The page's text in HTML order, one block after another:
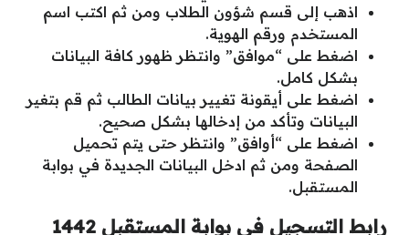
اذهب إلى قسم شؤون الطلاب ومن ثم اكتب اسم
المستخدم ورقم الهوية.
اضغط على “موافق” وانتظر ظهور كافة البيانات
بشكل كامل.
اضغط على أيقونة تغيير بيانات الطالب ثم قم بتغير
البيانات وتأكد من إدخالها بشكل صحيح.
اضغط على “أوافق” وانتظر حتى يتم تحميل
الصفحة ومن ثم ادخل البيانات الجديدة في بوابة
المستقبل.
رابط التسجيل في بوابة المستقبل 1442